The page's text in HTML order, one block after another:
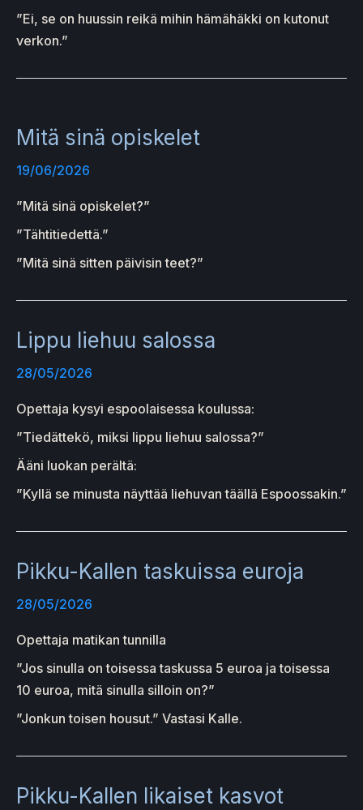
”Ei, se on huussin reikä mihin hämähäkki on kutonut
verkon.”
Mitä sinä opiskelet
19/06/2026
”Mitä sinä opiskelet?”
”Tähtitiedettä.”
”Mitä sinä sitten päivisin teet?”
Lippu liehuu salossa
28/05/2026
Opettaja kysyi espoolaisessa koulussa:
”Tiedättekö, miksi lippu liehuu salossa?”
Ääni luokan perältä:
”Kyllä se minusta näyttää liehuvan täällä Espoossakin.”
Pikku-Kallen taskuissa euroja
28/05/2026
Opettaja matikan tunnilla
”Jos sinulla on toisessa taskussa 5 euroa ja toisessa
10 euroa, mitä sinulla silloin on?”
”Jonkun toisen housut.” Vastasi Kalle.
Pikku-Kallen likaiset kasvot